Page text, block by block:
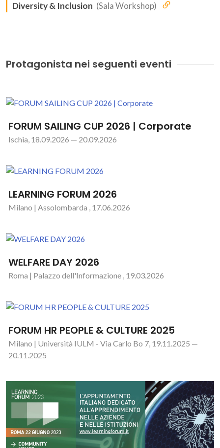
Diversity & Inclusion (Sala Workshop)
Protagonista nei seguenti eventi
FORUM SAILING CUP 2026 | Corporate
Ischia, 18.09.2026 — 20.09.2026
LEARNING FORUM 2026
Milano | Assolombarda , 17.06.2026
WELFARE DAY 2026
Roma | Palazzo dell'Informazione , 19.03.2026
FORUM HR PEOPLE & CULTURE 2025
Milano | Università IULM - Via Carlo Bo 7, 19.11.2025 —
20.11.2025